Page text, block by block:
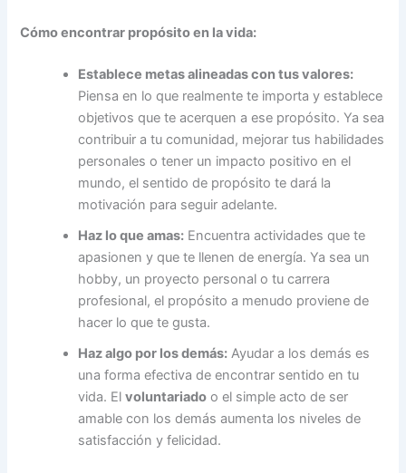
Cómo encontrar propósito en la vida:
Establece metas alineadas con tus valores:
Piensa en lo que realmente te importa y establece
objetivos que te acerquen a ese propósito. Ya sea
contribuir a tu comunidad, mejorar tus habilidades
personales o tener un impacto positivo en el
mundo, el sentido de propósito te dará la
motivación para seguir adelante.
Haz lo que amas: Encuentra actividades que te
apasionen y que te llenen de energía. Ya sea un
hobby, un proyecto personal o tu carrera
profesional, el propósito a menudo proviene de
hacer lo que te gusta.
Haz algo por los demás: Ayudar a los demás es
una forma efectiva de encontrar sentido en tu
vida. Elvoluntariado o el simple acto de ser
amable con los demás aumenta los niveles de
satisfacción y felicidad.